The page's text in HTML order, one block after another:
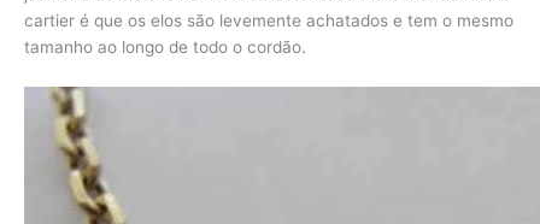
cartier é que os elos são levemente achatados e tem o mesmo
tamanho ao longo de todo o cordão.